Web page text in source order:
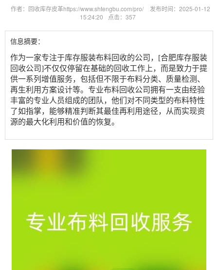
作者：回收库存皮革https://www.shtengbu.com/pro/
发布时间：2025-01-12
15:24:20
点击：357
信息摘要：
作为一家专注于库存服装布料回收的公司， [合肥库存服装
回收公司]不仅仅停留在基础的回收工作上，而是致力于提
供一系列增值服务，包括但不限于布料分类、质量检测、
再生利用方案设计等。专业布料回收公司拥有一支由经验
丰富的专业人员组成的团队，他们对不同类型的布料特性
了如指掌，能够精准判断其最佳再利用途径，从而实现资
源的最大化利用和价值的恢复。